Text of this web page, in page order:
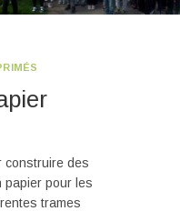
construire des
papier pour les
trames